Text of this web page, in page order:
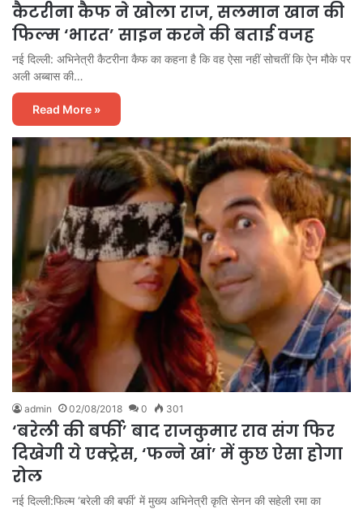
कैटरीना कैफ ने खोला राज, सलमान खान की
फिल्म ‘भारत’ साइन करने की बताई वजह
नई दिल्ली: अभिनेत्री कैटरीना कैफ का कहना है कि वह ऐसा नहीं सोचतीं कि ऐन मौके पर
अली अब्बास की…
Read More »
admin 02/08/2018 0 301
‘बरेली की बर्फी’ बाद राजकुमार राव संग फिर
दिखेगी ये एक्ट्रेस, ‘फन्ने खां’ में कुछ ऐसा होगा
रोल
नई दिल्ली:फिल्म ‘बरेली की बर्फी’ में मुख्य अभिनेत्री कृति सेनन की सहेली रमा का